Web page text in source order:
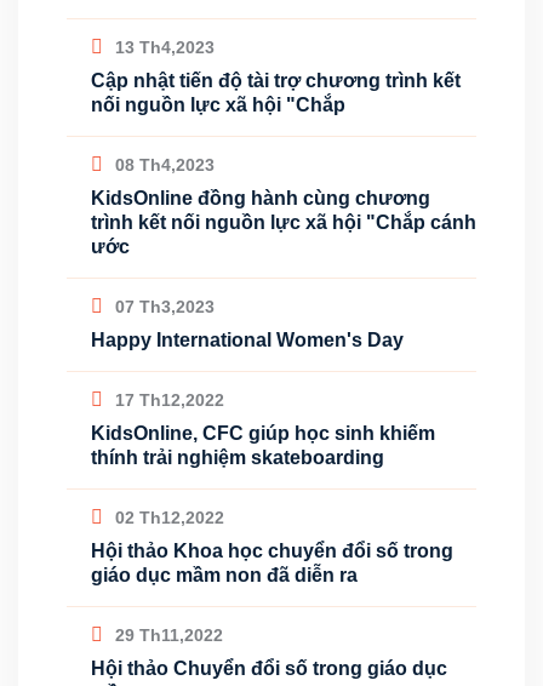
13 Th4,2023
Cập nhật tiến độ tài trợ chương trình kết
nối nguồn lực xã hội "Chắp
08 Th4,2023
KidsOnline đồng hành cùng chương
trình kết nối nguồn lực xã hội "Chắp cánh
ước
07 Th3,2023
Happy International Women's Day
17 Th12,2022
KidsOnline, CFC giúp học sinh khiếm
thính trải nghiệm skateboarding
02 Th12,2022
Hội thảo Khoa học chuyển đổi số trong
giáo dục mầm non đã diễn ra
29 Th11,2022
Hội thảo Chuyển đổi số trong giáo dục